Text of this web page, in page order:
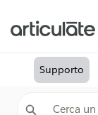
Supporto